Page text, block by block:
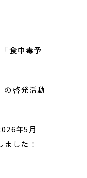
食中毒予
の啓発活動
年5月
した！